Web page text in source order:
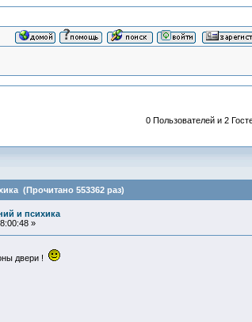
0 Пользователей и 2
(Прочитано 553362 раз)
и психика
»
двери !